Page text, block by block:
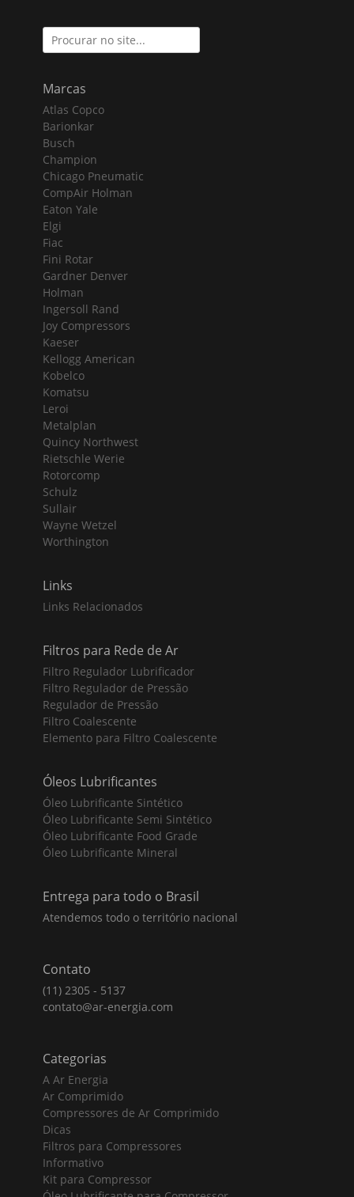
Search
for:
Marcas
Atlas Copco
Barionkar
Busch
Champion
Chicago Pneumatic
CompAir Holman
Eaton Yale
Elgi
Fiac
Fini Rotar
Gardner Denver
Holman
Ingersoll Rand
Joy Compressors
Kaeser
Kellogg American
Kobelco
Komatsu
Leroi
Metalplan
Quincy Northwest
Rietschle Werie
Rotorcomp
Schulz
Sullair
Wayne Wetzel
Worthington
Links
Links Relacionados
Filtros para Rede de Ar
Filtro Regulador Lubrificador
Filtro Regulador de Pressão
Regulador de Pressão
Filtro Coalescente
Elemento para Filtro Coalescente
Óleos Lubrificantes
Óleo Lubrificante Sintético
Óleo Lubrificante Semi Sintético
Óleo Lubrificante Food Grade
Óleo Lubrificante Mineral
Entrega para todo o Brasil
Atendemos todo o território nacional
Contato
(11) 2305 - 5137
contato@ar-energia.com
Categorias
A Ar Energia
Ar Comprimido
Compressores de Ar Comprimido
Dicas
Filtros para Compressores
Informativo
Kit para Compressor